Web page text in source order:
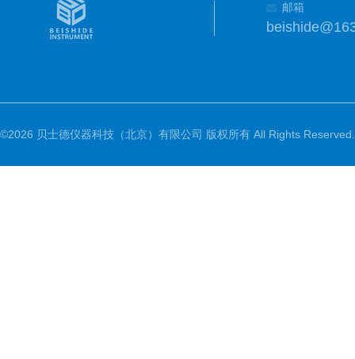
邮箱
©2026 贝士德仪器科技（北京）有限公司 版权所有 All Rights Reserved.